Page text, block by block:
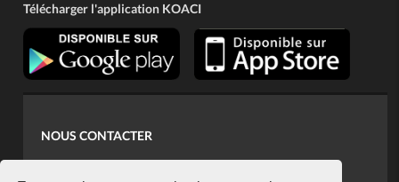
Télécharger l'application KOACI
NOUS CONTACTER